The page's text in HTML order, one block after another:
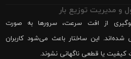
و مدیریت توزیع بار
از افت سرعت، سرورها به صورت
این ساختار باعث می‌شود کاربران
کیفیت یا قطعی ناگهانی نشوند.